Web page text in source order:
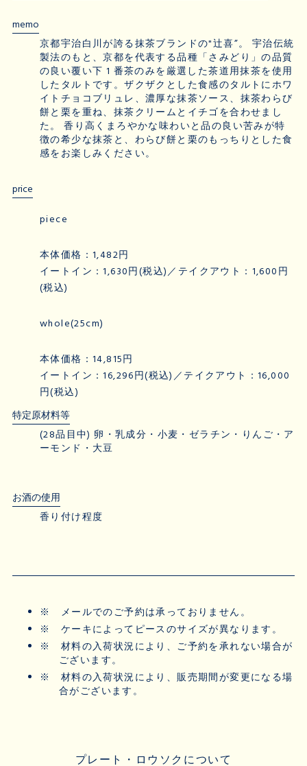
memo
京都宇治白川が誇る抹茶ブランドの"辻喜”。 宇治伝統
製法のもと、京都を代表する品種「さみどり」の品質
の良い覆い下 1 番茶のみを厳選した茶道用抹茶を使用
したタルトです。ザクザクとした食感のタルトにホワ
イトチョコブリュレ、濃厚な抹茶ソース、抹茶わらび
餅と栗を重ね、抹茶クリームとイチゴを合わせまし
た。 香り高くまろやかな味わいと品の良い苦みが特
徴の希少な抹茶と、わらび餅と栗のもっちりとした食
感をお楽しみください。
price
piece
本体価格：1,482円
イートイン：1,630円(税込)／テイクアウト：1,600円
(税込)
whole(25cm)
本体価格：14,815円
イートイン：16,296円(税込)／テイクアウト：16,000
円(税込)
特定原材料等
(28品目中) 卵・乳成分・小麦・ゼラチン・りんご・ア
ーモンド・大豆
お酒の使用
香り付け程度
※ メールでのご予約は承っておりません。
※ ケーキによってピースのサイズが異なります。
※ 材料の入荷状況により、ご予約を承れない場合が
ございます。
※ 材料の入荷状況により、販売期間が変更になる場
合がございます。
プレート・ロウソクについて